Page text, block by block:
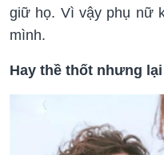
giữ họ. Vì vậy phụ nữ
mình.
Hay thề thốt nhưng